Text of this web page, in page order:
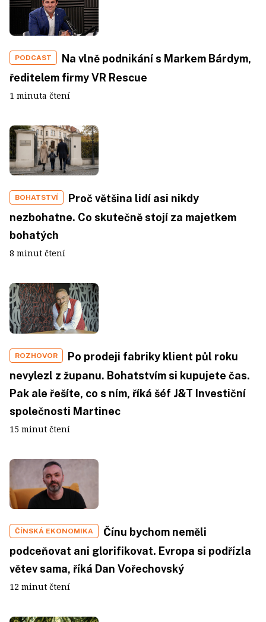
PODCAST
Na vlně podnikání s Markem Bárdym,
ředitelem firmy VR Rescue
1 minuta čtení
BOHATSTVÍ
Proč většina lidí asi nikdy
nezbohatne. Co skutečně stojí za majetkem
bohatých
8 minut čtení
ROZHOVOR
Po prodeji fabriky klient půl roku
nevylezl z županu. Bohatstvím si kupujete čas.
Pak ale řešíte, co s ním, říká šéf J&T Investiční
společnosti Martinec
15 minut čtení
ČÍNSKÁ EKONOMIKA
Čínu bychom neměli
podceňovat ani glorifikovat. Evropa si podřízla
větev sama, říká Dan Vořechovský
12 minut čtení